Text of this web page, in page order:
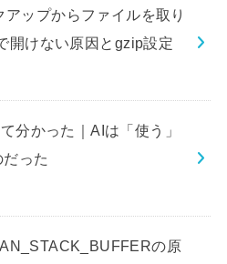
ップからファイルを取り
開けない原因とgzip設定
分かった｜AIは「使う」
った
の原